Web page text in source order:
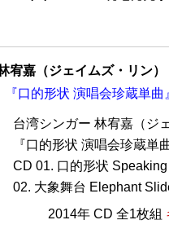
宥嘉（ジェイムズ・リン）
『口的形状 演唱会珍蔵単
台湾シンガー 林宥嘉（ジ
『口的形状 演唱会珍蔵単
CD 01. 口的形状 Speaking
02. 大象舞台 Elephant
2014年 CD 全1枚組